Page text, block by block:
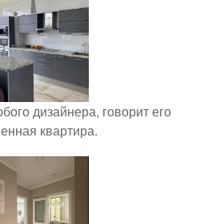
дизайнера, говорит его
квартира.